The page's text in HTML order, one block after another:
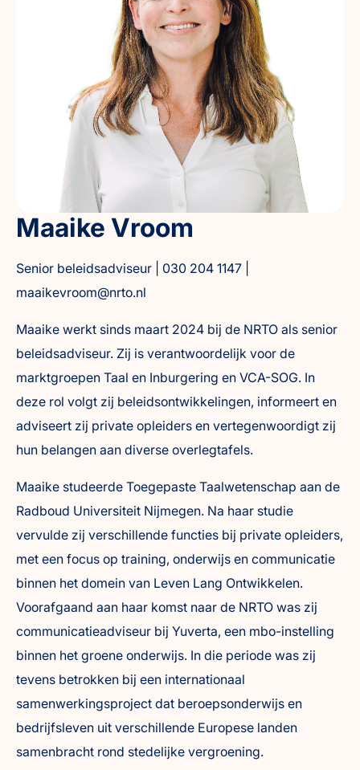
Maaike Vroom
Senior beleidsadviseur | 030 204 1147 |
maaikevroom@nrto.nl
Maaike werkt sinds maart 2024 bij de NRTO als senior
beleidsadviseur. Zij is verantwoordelijk voor de
marktgroepen Taal en Inburgering en VCA-SOG. In
deze rol volgt zij beleidsontwikkelingen, informeert en
adviseert zij private opleiders en vertegenwoordigt zij
hun belangen aan diverse overlegtafels.
Maaike studeerde Toegepaste Taalwetenschap aan de
Radboud Universiteit Nijmegen. Na haar studie
vervulde zij verschillende functies bij private opleiders,
met een focus op training, onderwijs en communicatie
binnen het domein van Leven Lang Ontwikkelen.
Voorafgaand aan haar komst naar de NRTO was zij
communicatieadviseur bij Yuverta, een mbo-instelling
binnen het groene onderwijs. In die periode was zij
tevens betrokken bij een internationaal
samenwerkingsproject dat beroepsonderwijs en
bedrijfsleven uit verschillende Europese landen
samenbracht rond stedelijke vergroening.